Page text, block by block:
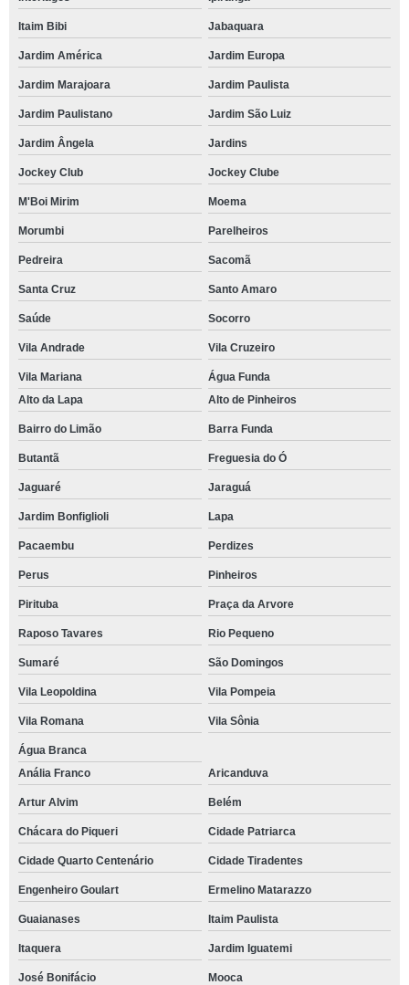
Itaim Bibi Jabaquara
Jardim América Jardim Europa
Jardim Marajoara Jardim Paulista
Jardim Paulistano Jardim São Luiz
Jardim Ângela Jardins
Jockey Club Jockey Clube
M'Boi Mirim Moema
Morumbi Parelheiros
Pedreira Sacomã
Santa Cruz Santo Amaro
Saúde Socorro
Vila Andrade Vila Cruzeiro
Vila Mariana
Água Funda
Alto da Lapa
Alto de Pinheiros
Bairro do Limão Barra Funda
Butantã Freguesia do Ó
Jaguaré Jaraguá
Jardim Bonfiglioli Lapa
Pacaembu Perdizes
Perus Pinheiros
Pirituba Praça da Arvore
Raposo Tavares Rio Pequeno
Sumaré São Domingos
Vila Leopoldina Vila Pompeia
Vila Romana Vila Sônia
Água Branca
Anália Franco
Aricanduva
Artur Alvim Belém
Chácara do Piqueri Cidade Patriarca
Cidade Quarto Centenário Cidade Tiradentes
Engenheiro Goulart Ermelino Matarazzo
Guaianases Itaim Paulista
Itaquera Jardim Iguatemi
José Bonifácio Mooca